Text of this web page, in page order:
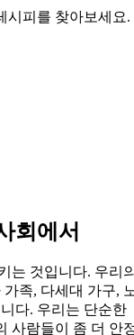
시피를 찾아보세요.
회에서
는 것입니다. 우리
족, 다세대 가구,
다. 우리는 단순한
사람들이 좀 더 안